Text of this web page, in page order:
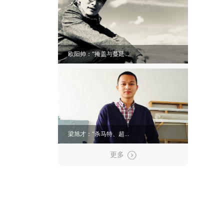
欧阳帅：“掩盖与蔓延...
梁旭才：“杀马特、超...
更多